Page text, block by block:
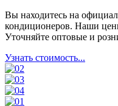
Вы находитесь на
кондиционеров. Наши
Уточняйте оптовые и
Узнать стоимость...